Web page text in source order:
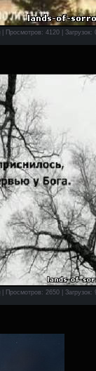
Просмотров: 4120 Загрузок:
Просмотров: 2650 Загрузок: